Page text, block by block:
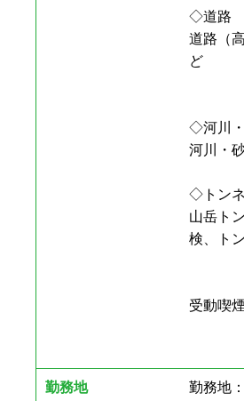
◇道路
道路（
ど
◇河川
河川・
◇トン
山岳ト
検、ト
受動喫
勤務地
勤務地：